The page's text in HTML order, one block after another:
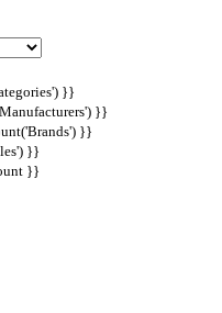
}}
}}
}}
}}
}}